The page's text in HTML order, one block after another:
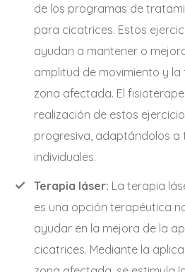
de los programas de
para cicatrices. Estos
ayudan a mantener o
amplitud de movimiento y
zona afectada. El
realización de estos
progresiva, adaptándolos a
individuales.
Terapia láser: La terapia
es una opción terapéutica
ayudar en la mejora de la
cicatrices. Mediante la